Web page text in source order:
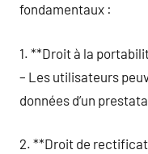
fondamentaux :
1. **Droit à la
– Les utilisateurs
données d’un
2. **Droit de